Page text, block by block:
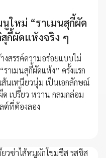
ใหม่ “ราเมนสุกี้ผัด
กี้ผัดแห้งจริง ๆ
งสรรค์ความอร่อยแบบไม่
าเมนสุกี้ผัดแห้ง” ครั้งแรก
ส้นเหนียวนุ่ม เป็นเอกลักษณ์
เปรี้ยว หวาน กลมกล่อม
ต์ที่ต้องลอง